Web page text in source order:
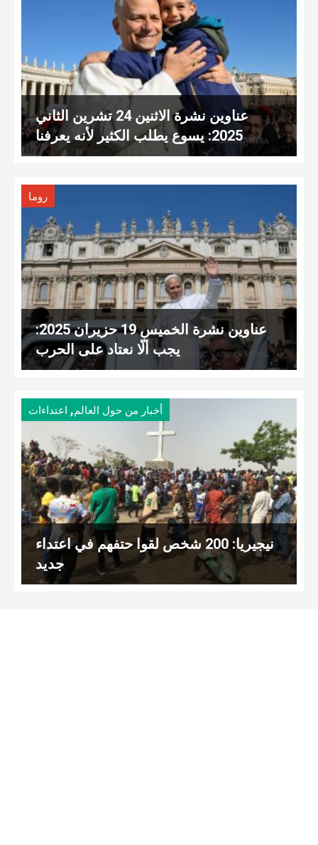
عناوين نشرة الاثنين 24 تشرين الثاني
2025: يسوع يطلب الكثير لأنه يعرفنا
روما
عناوين نشرة الخميس 19 حزيران 2025:
يجب ألّا نعتاد على الحرب
أخبار من حول العالم, اعتداءات
نيجيريا: 200 شخص لقوا حتفهم في اعتداء
جديد